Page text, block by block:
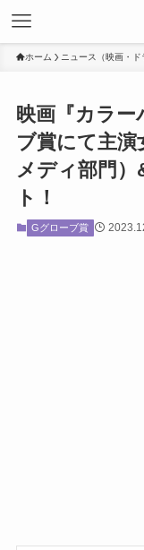
ホーム ニュース（映画・ド
映画『カラー
ブ賞にて主演
メディ部門
ト！
Gグローブ賞